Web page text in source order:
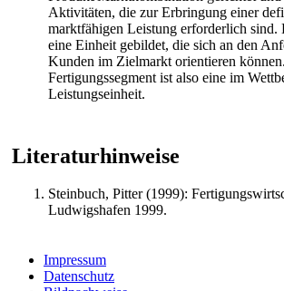
Aktivitäten, die zur Erbringung einer
marktfähigen Leistung erforderlich sind.
eine Einheit gebildet, die sich an den
Kunden im Zielmarkt orientieren
Fertigungssegment ist also eine im
Leistungseinheit.
Literaturhinweise
Steinbuch, Pitter (1999):
Ludwigshafen 1999.
Impressum
Datenschutz